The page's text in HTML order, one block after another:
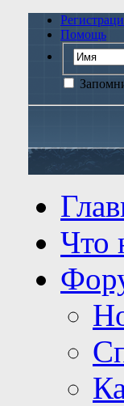
Помощь
Что